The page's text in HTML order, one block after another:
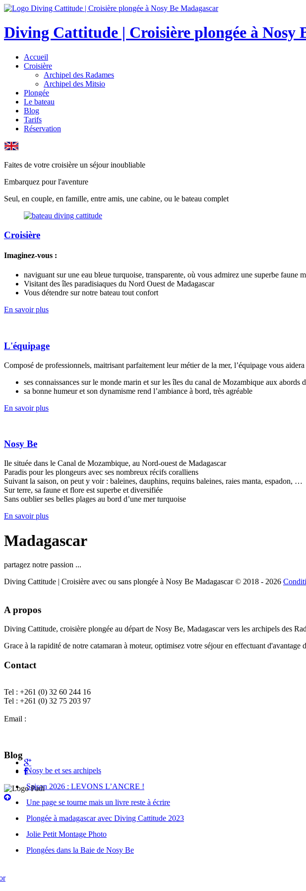
Diving Cattitude | Croisière plongée à Nosy
Accueil
Croisière
Archipel des Radames
Archipel des Mitsio
Plongée
Le bateau
Blog
Tarifs
Réservation
Faites de votre croisière un séjour inoubliable
Embarquez pour l'aventure
Seul, en couple, en famille, entre amis, une cabine, ou le bateau complet
Croisière
Imaginez-vous :
naviguant sur une eau bleue turquoise, transparente, où vous admirez une superbe faune
Visitant des îles paradisiaques du Nord Ouest de Madagascar
Vous détendre sur notre bateau tout confort
En savoir plus
L'équipage
Composé de professionnels, maitrisant parfaitement leur métier de la mer, l’équipage vous
ses connaissances sur le monde marin et sur les îles du canal de Mozambique aux abords
sa bonne humeur et son dynamisme rend l’ambiance à bord, très agréable
En savoir plus
Nosy Be
Ile située dans le Canal de Mozambique, au Nord-ouest de Madagascar
Paradis pour les plongeurs avec ses nombreux récifs coralliens
Suivant la saison, on peut y voir : baleines, dauphins, requins baleines, raies manta, espadon, …
Sur terre, sa faune et flore est superbe et diversifiée
Sans oublier ses belles plages au bord d’une mer turquoise
En savoir plus
Madagascar
partagez notre passion ...
Diving Cattitude | Croisière avec ou sans plongée à Nosy Be Madagascar © 2018 - 2026
A propos
Diving Cattitude, croisière plongée au départ de Nosy Be, Madagascar vers les archipels des
Grace à la rapidité de notre catamaran à moteur, optimisez votre séjour en effectuant d'avantage
Contact
Tel : +261 (0) 32 60 244 16
Tel : +261 (0) 32 75 203 97
Email :
Blog
Nosy be et ses archipels
Saison 2026 : LEVONS L’ANCRE !
Une page se tourne mais un livre reste à écrire
Plongée à madagascar avec Diving Cattitude 2023
Jolie Petit Montage Photo
Plongées dans la Baie de Nosy Be